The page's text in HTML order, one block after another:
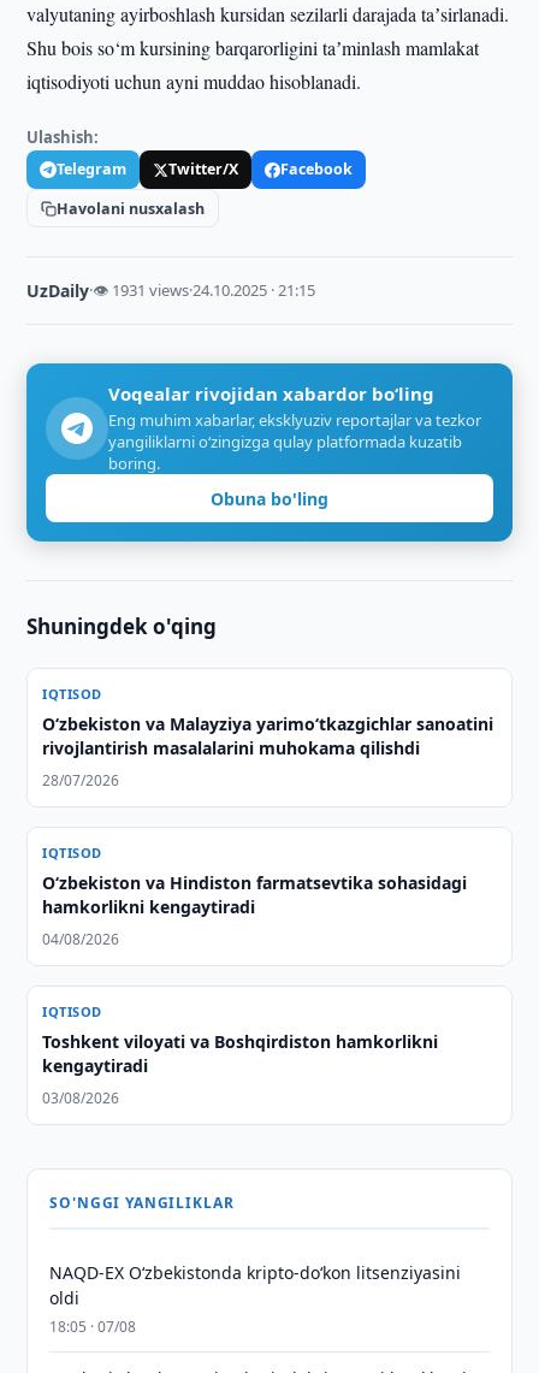
valyutaning ayirboshlash kursidan sezilarli darajada taʼsirlanadi.
Shu bois so‘m kursining barqarorligini taʼminlash mamlakat
iqtisodiyoti uchun ayni muddao hisoblanadi.
Ulashish:
Telegram Twitter/X
Facebook
Havolani nusxalash
UzDaily·👁 1931 views·24.10.2025 · 21:15
Voqealar rivojidan xabardor bo‘ling
Eng muhim xabarlar, eksklyuziv reportajlar va tezkor
yangiliklarni o‘zingizga qulay platformada kuzatib
boring.
Obuna bo'ling
Shuningdek o'qing
IQTISOD
Oʻzbekiston va Malayziya yarimoʻtkazgichlar sanoatini
rivojlantirish masalalarini muhokama qilishdi
28/07/2026
IQTISOD
Oʻzbekiston va Hindiston farmatsevtika sohasidagi
hamkorlikni kengaytiradi
04/08/2026
IQTISOD
Toshkent viloyati va Boshqirdiston hamkorlikni
kengaytiradi
03/08/2026
SO'NGGI YANGILIKLAR
NAQD-EX O‘zbekistonda kripto-do‘kon litsenziyasini
oldi
18:05 · 07/08